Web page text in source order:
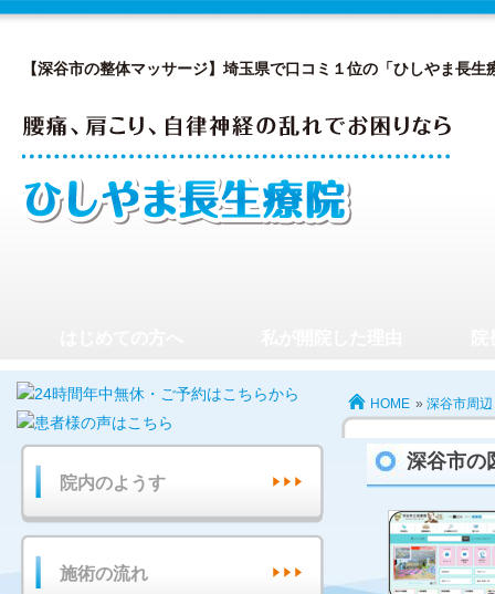
【深谷市の整体マッサージ】埼玉県で口コミ１位の「ひしやま長生
HOME » 深谷市周
深谷市の
院内のようす
施術の流れ